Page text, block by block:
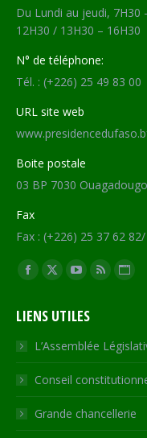
Du Lundi au jeudi, 7H30
12H30 / 13H30 – 16H30
N° de téléphone:
Tél. : (+226) 25 49 83 00
URL site web
Boite postale
03 BP 7030
Fax
Fax : (+226) 25 37 62
Trouvez nous sur :
Facebook
opens
in
new
window
X
opens
in
new
window
YouTube
opens
in
new
window
RSS
in
new
window
Site
in
new
LIENS UTILES
L’Assemblée
Conseil
Grande chancellerie